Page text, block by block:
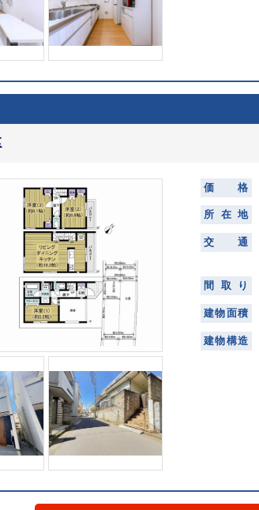
価 格
所 在 地
交 通
間 取 り
建物面積
建物構造